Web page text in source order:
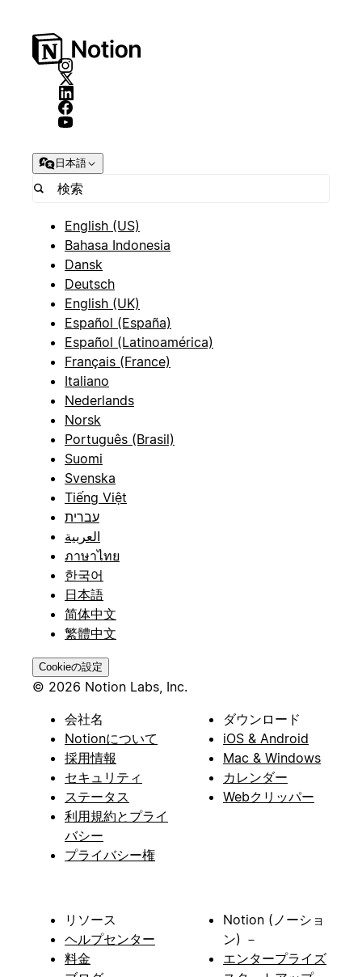
日本語
English (US)
Bahasa Indonesia
Dansk
Deutsch
English (UK)
Español (España)
Español (Latinoamérica)
Français (France)
Italiano
Nederlands
Norsk
Português (Brasil)
Suomi
Svenska
Tiếng Việt
עברית
العربية
ภาษาไทย
한국어
日本語
简体中文
繁體中文
Cookieの設定
© 2026 Notion Labs, Inc.
会社名
Notionについて
採用情報
セキュリティ
ステータス
利用規約とプライ
バシー
プライバシー権
ダウンロード
iOS & Android
Mac & Windows
カレンダー
Webクリッパー
リソース
ヘルプセンター
料金
Notion (ノーショ
ン) －
エンタープライズ